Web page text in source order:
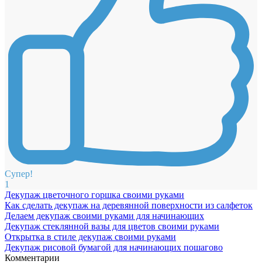
Супер!
1
Декупаж цветочного горшка своими руками
Как сделать декупаж на деревянной поверхности из салфеток
Делаем декупаж своими руками для начинающих
Декупаж стеклянной вазы для цветов своими руками
Открытка в стиле декупаж своими руками
Декупаж рисовой бумагой для начинающих пошагово
Комментарии